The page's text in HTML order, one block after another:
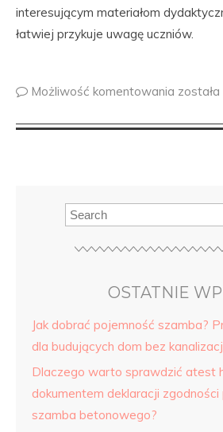
interesującym materiałom
łatwiej przykuje uwagę uczniów.
Możliwość komentowania
OSTATNIE
Jak dobrać pojemność szamba?
dla budujących dom bez
Dlaczego warto sprawdzić atest
dokumentem deklaracji zgodności
szamba betonowego?